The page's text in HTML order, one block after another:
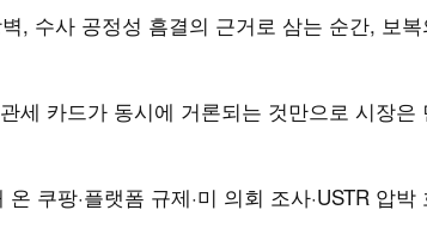
, 수사 공정성 흠결의 근거로 삼는 순간, 보
세 카드가 동시에 거론되는 것만으로 시장은
쿠팡·플랫폼 규제·미 의회 조사·USTR 압박